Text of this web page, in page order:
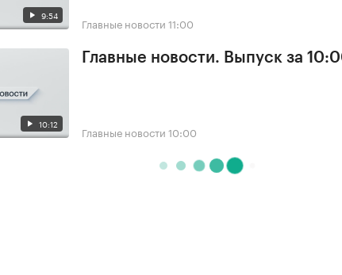
9:54 Главные новости 11:00
10:12
Главные новости. Выпуск за
Главные новости 10:00